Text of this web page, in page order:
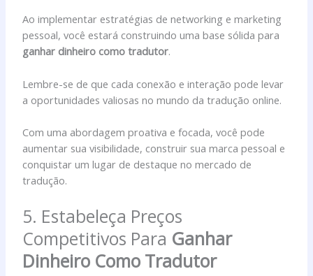
Ao implementar estratégias de networking e marketing
pessoal, você estará construindo uma base sólida para
ganhar dinheiro como tradutor.
Lembre-se de que cada conexão e interação pode levar
a oportunidades valiosas no mundo da tradução online.
Com uma abordagem proativa e focada, você pode
aumentar sua visibilidade, construir sua marca pessoal e
conquistar um lugar de destaque no mercado de
tradução.
5. Estabeleça Preços
Competitivos Para Ganhar
Dinheiro Como Tradutor